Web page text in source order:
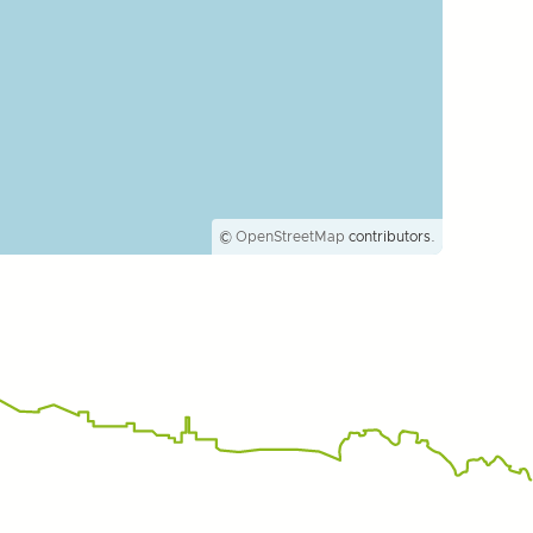
© OpenStreetMap contributors.